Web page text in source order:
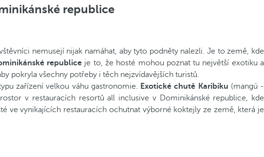
republice
nemusejí nijak namáhat, aby tyto podněty nalezli. Je to země, kde
republice je to, že hosté mohou poznat tu největší exotiku a
pokryla všechny potřeby i těch nejzvídavějších turistů.
zařízení velkou váhu gastronomie. Exotické chutě Karibiku (mangú -
v restauracích resortů all inclusive v Dominikánské republice, kde
ve vynikajících restauracích ochutnat výborné koktejly ze země, která je